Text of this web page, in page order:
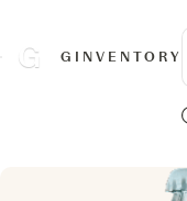
GINVENTORY